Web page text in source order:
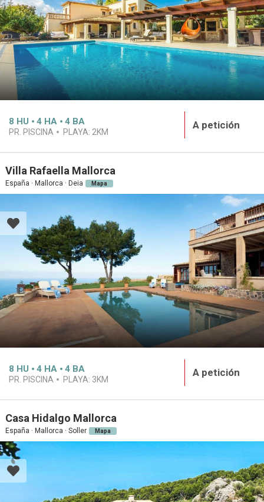
8 HU 4 HA 4 BA
PR. PISCINA PLAYA: 2KM
A petición
Villa Rafaella Mallorca
España · Mallorca · Deia Mapa
8 HU 4 HA 4 BA
PR. PISCINA PLAYA: 3KM
A petición
Casa Hidalgo Mallorca
España · Mallorca · Soller Mapa